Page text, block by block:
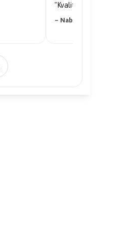
"Kvaliteten på tröjan är
– Nabil Abdi